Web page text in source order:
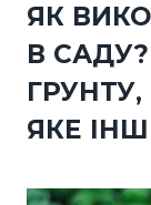
ЯК
В
ЯКЕ